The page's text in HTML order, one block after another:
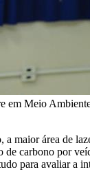
em Meio
maior área de
de carbono por
para avaliar a